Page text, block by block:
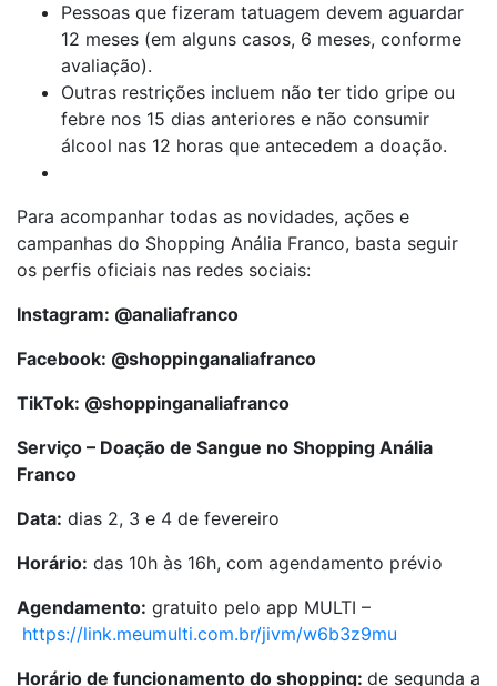
Pessoas que fizeram tatuagem devem aguardar
12 meses (em alguns casos, 6 meses, conforme
avaliação).
Outras restrições incluem não ter tido gripe ou
febre nos 15 dias anteriores e não consumir
álcool nas 12 horas que antecedem a doação.
Para acompanhar todas as novidades, ações e
campanhas do Shopping Anália Franco, basta seguir
os perfis oficiais nas redes sociais:
Instagram: @analiafranco
Facebook: @shoppinganaliafranco
TikTok: @shoppinganaliafranco
Serviço – Doação de Sangue no Shopping Anália
Franco
Data: dias 2, 3 e 4 de fevereiro
Horário: das 10h às 16h, com agendamento prévio
Agendamento: gratuito pelo app MULTI –
https://link.meumulti.com.br/jivm/w6b3z9mu
Horário de funcionamento do shopping: de segunda a